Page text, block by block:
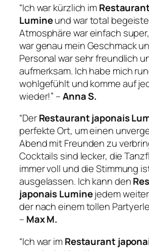
“Ich war kürzlich im
Lumineund war total
Atmosphäre war einfach
war genau mein Geschmack
Personal war sehr freundlich
aufmerksam. Ich habe mich
wohlgefühlt und komme auf
wieder!” –Anna S.
“DerRestaurant japonais
perfekte Ort, um einen
Abend mit Freunden zu
Cocktails sind lecker, die
immer voll und die Stimmung
ausgelassen. Ich kann den
japonais Luminejedem
der nach einem tollen
– Max M.
“Ich war imRestaurant